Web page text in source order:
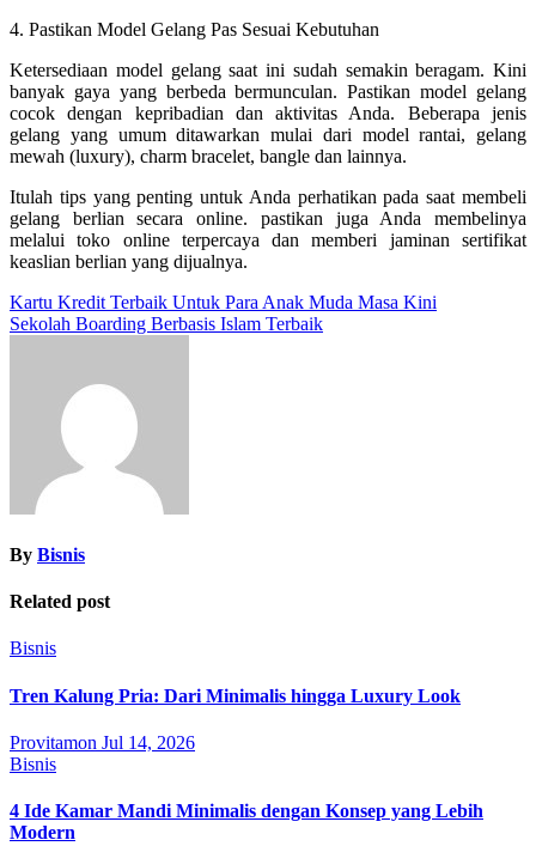
4. Pastikan Model Gelang Pas Sesuai Kebutuhan
Ketersediaan model gelang saat ini sudah semakin beragam. Kini
banyak gaya yang berbeda bermunculan. Pastikan model gelang
cocok dengan kepribadian dan aktivitas Anda. Beberapa jenis
gelang yang umum ditawarkan mulai dari model rantai, gelang
mewah (luxury), charm bracelet, bangle dan lainnya.
Itulah tips yang penting untuk Anda perhatikan pada saat membeli
gelang berlian secara online. pastikan juga Anda membelinya
melalui toko online terpercaya dan memberi jaminan sertifikat
keaslian berlian yang dijualnya.
Post
navigation
Kartu Kredit Terbaik Untuk Para Anak Muda Masa Kini
Sekolah Boarding Berbasis Islam Terbaik
By Bisnis
Related post
Bisnis
Tren Kalung Pria: Dari Minimalis hingga Luxury Look
Provitamon Jul 14, 2026
Bisnis
4 Ide Kamar Mandi Minimalis dengan Konsep yang Lebih
Modern